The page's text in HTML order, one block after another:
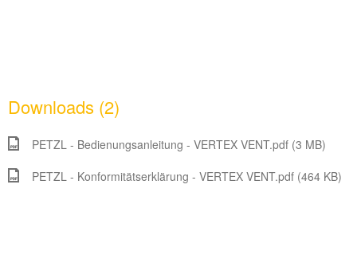
Downloads (2)
PETZL - Bedienungsanleitung - VERTEX VENT.pdf (3 MB)
PETZL - Konformitätserklärung - VERTEX VENT.pdf (464 KB)